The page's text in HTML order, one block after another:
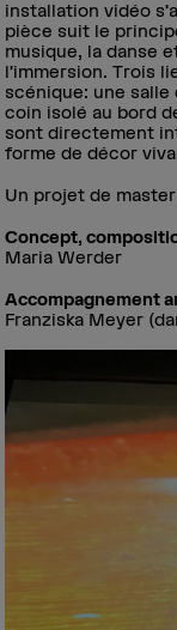
installation vidéo
pièce suit le
musique, la danse
l’immersion. Trois
scénique: une salle
coin isolé au bord
sont directement
forme de décor
Un projet de
Concept,
Maria Werder
Accompagnement
Franziska Meyer